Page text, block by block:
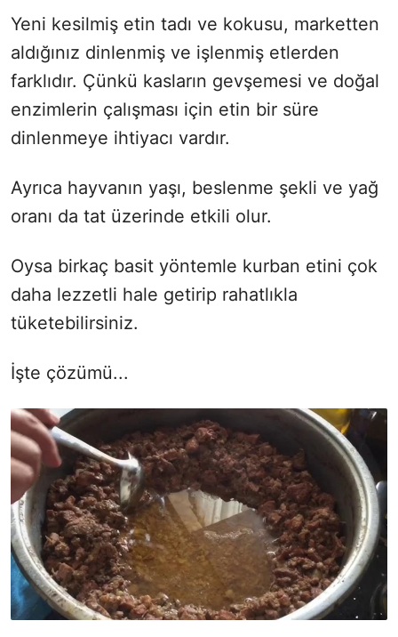
Yeni kesilmiş etin tadı ve kokusu, marketten
aldığınız dinlenmiş ve işlenmiş etlerden
farklıdır. Çünkü kasların gevşemesi ve doğal
enzimlerin çalışması için etin bir süre
dinlenmeye ihtiyacı vardır.
Ayrıca hayvanın yaşı, beslenme şekli ve yağ
oranı da tat üzerinde etkili olur.
Oysa birkaç basit yöntemle kurban etini çok
daha lezzetli hale getirip rahatlıkla
tüketebilirsiniz.
İşte çözümü...